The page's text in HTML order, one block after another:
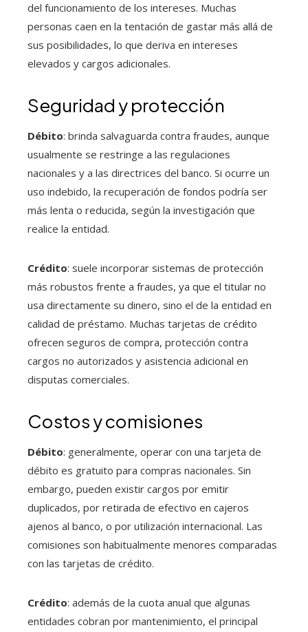
del funcionamiento de los intereses. Muchas
personas caen en la tentación de gastar más allá de
sus posibilidades, lo que deriva en intereses
elevados y cargos adicionales.
Seguridad y protección
Débito: brinda salvaguarda contra fraudes, aunque
usualmente se restringe a las regulaciones
nacionales y a las directrices del banco. Si ocurre un
uso indebido, la recuperación de fondos podría ser
más lenta o reducida, según la investigación que
realice la entidad.
Crédito: suele incorporar sistemas de protección
más robustos frente a fraudes, ya que el titular no
usa directamente su dinero, sino el de la entidad en
calidad de préstamo. Muchas tarjetas de crédito
ofrecen seguros de compra, protección contra
cargos no autorizados y asistencia adicional en
disputas comerciales.
Costos y comisiones
Débito: generalmente, operar con una tarjeta de
débito es gratuito para compras nacionales. Sin
embargo, pueden existir cargos por emitir
duplicados, por retirada de efectivo en cajeros
ajenos al banco, o por utilización internacional. Las
comisiones son habitualmente menores comparadas
con las tarjetas de crédito.
Crédito: además de la cuota anual que algunas
entidades cobran por mantenimiento, el principal